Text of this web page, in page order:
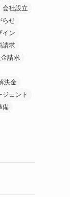
会社設立
らせ
イン
請求
請求
決金
ジェント
備